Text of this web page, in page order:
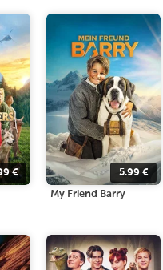
€ 5.99€
My Friend Barry